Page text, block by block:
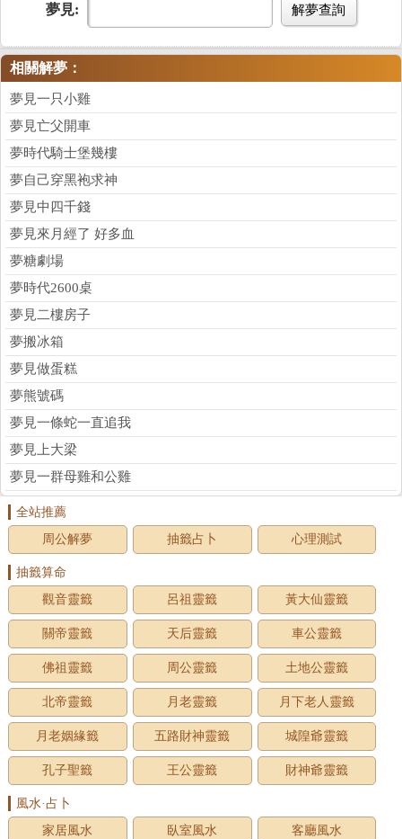
夢見: 解夢查詢
相關解夢：
夢見一只小雞
夢見亡父開車
夢時代騎士堡幾樓
夢自己穿黑袍求神
夢見中四千錢
夢見來月經了 好多血
夢糖劇場
夢時代2600桌
夢見二樓房子
夢搬冰箱
夢見做蛋糕
夢熊號碼
夢見一條蛇一直追我
夢見上大梁
夢見一群母雞和公雞
全站推薦
周公解夢
抽籤占卜 心理測試
抽籤算命
觀音靈籤
呂祖靈籤 黃大仙靈籤
關帝靈籤 天后靈籤 車公靈籤
佛祖靈籤 周公靈籤 土地公靈籤
北帝靈籤 月老靈籤 月下老人靈籤
月老姻緣籤 五路財神靈籤 城隍爺靈籤
孔子聖籤 王公靈籤 財神爺靈籤
風水·占卜
家居風水
臥室風水 客廳風水